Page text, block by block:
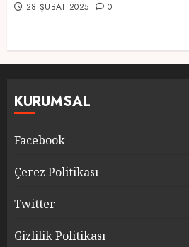
28 ŞUBAT 2025 0
KURUMSAL
Facebook
Çerez Politikası
Twitter
Gizlilik Politikası